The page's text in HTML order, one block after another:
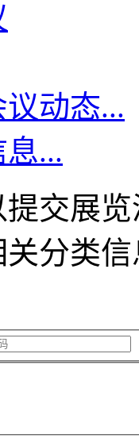
动态...
...
交展
分类